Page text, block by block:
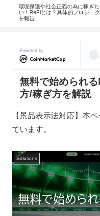
環境保護や社会正義の為に稼ぎた
い！ReFiとは？具体的プロジェク
を報告
Powered by
無料で始められ
方/稼ぎ方を解説
【景品表示法対応】本
ています。
Solutions